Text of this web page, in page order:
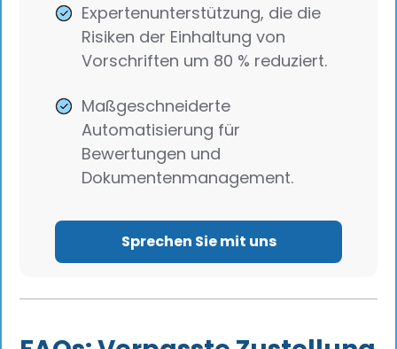
Expertenunterstützung, die die
Risiken der Einhaltung von
Vorschriften um 80 % reduziert.
Maßgeschneiderte
Automatisierung für
Bewertungen und
Dokumentenmanagement.
Sprechen Sie mit uns